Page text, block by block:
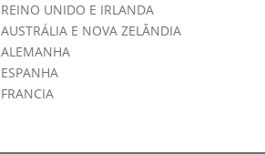
REINO UNIDO E IRLANDA
AUSTRÁLIA E NOVA ZELÂNDIA
ALEMANHA
ESPANHA
FRANCIA